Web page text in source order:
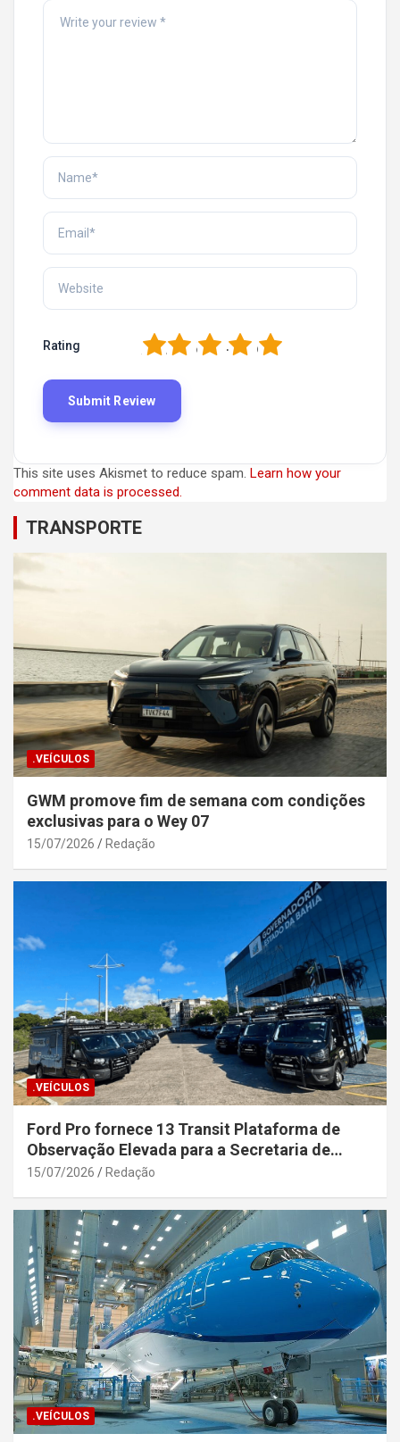
Rating 5
4
3
2
This site uses Akismet to reduce spam. Learn how your
comment data is processed.
TRANSPORTE
.VEÍCULOS
GWM promove fim de semana com condições
exclusivas para o Wey 07
15/07/2026 Redação
.VEÍCULOS
Ford Pro fornece 13 Transit Plataforma de
Observação Elevada para a Secretaria de
Segurança Pública da Bahia
15/07/2026 Redação
.VEÍCULOS